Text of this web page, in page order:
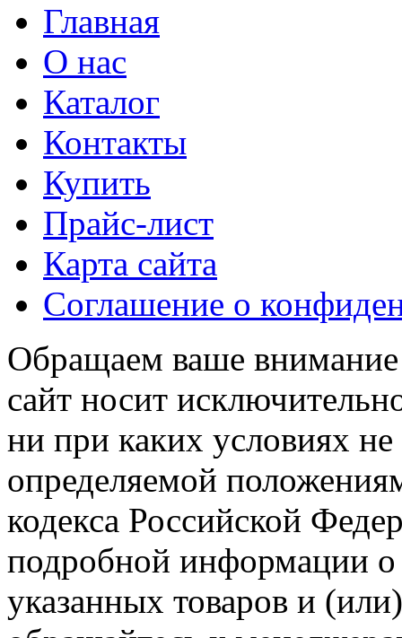
Главная
О нас
Каталог
Контакты
Купить
Прайс-лист
Карта сайта
Соглашение о
Обращаем ваше
сайт носит
ни при каких условиях
определяемой
кодекса Российской
подробной информации
указанных товаров и